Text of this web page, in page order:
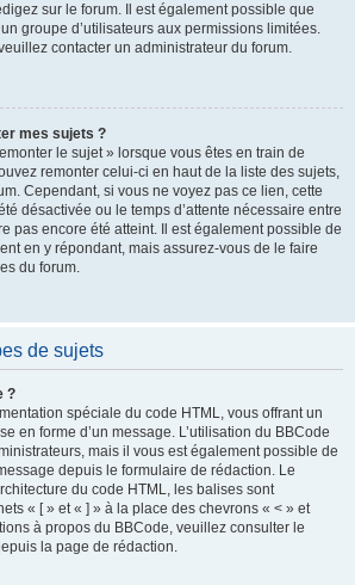
sur le forum. Il est également possible que
groupe d’utilisateurs aux permissions limitées.
contacter un administrateur du forum.
mes sujets ?
le sujet » lorsque vous êtes en train de
remonter celui-ci en haut de la liste des sujets,
Cependant, si vous ne voyez pas ce lien, cette
désactivée ou le temps d’attente nécessaire entre
pas encore été atteint. Il est également possible de
en y répondant, mais assurez-vous de le faire
du forum.
de sujets
?
spéciale du code HTML, vous offrant un
en forme d’un message. L’utilisation du BBCode
mais il vous est également possible de
depuis le formulaire de rédaction. Le
du code HTML, les balises sont
« [ » et « ] » à la place des chevrons « < » et
à propos du BBCode, veuillez consulter le
la page de rédaction.